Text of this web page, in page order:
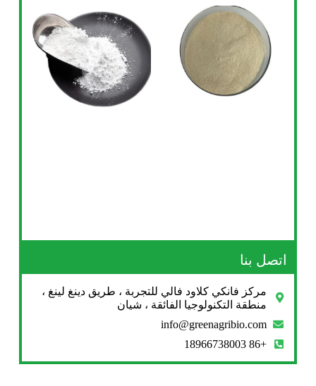
اتصل بنا
مركز فانكي كلاود فالي للتجربة ، طريق دينغ لينغ ،
منطقة التكنولوجيا الفائقة ، شيان
info@greenagribio.com
+86 18966738003